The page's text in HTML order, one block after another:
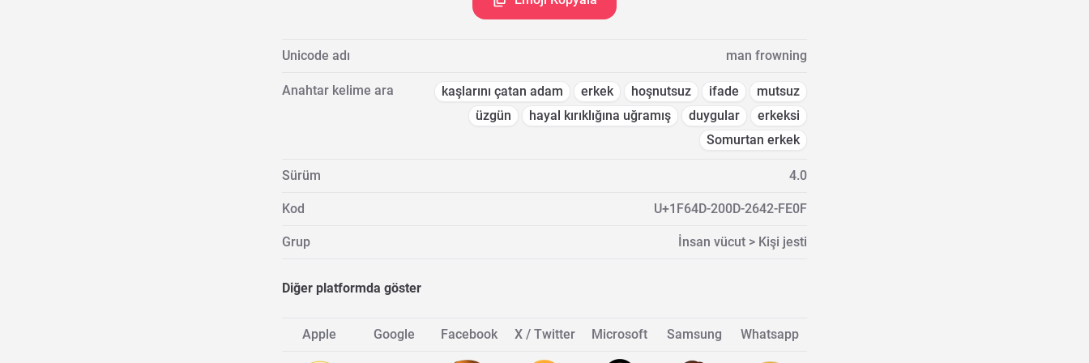
Unicode adı man frowning
Anahtar kelime ara kaşlarını çatan adam erkek hoşnutsuz ifade
mutsuz
üzgün
hayal kırıklığına uğramış duygular
erkeksi
Somurtan erkek
Sürüm 4.0
Kod U+1F64D-200D-2642-FE0F
Grup İnsan vücut > Kişi jesti
Diğer platformda göster
Apple Google Facebook X / Twitter Microsoft Samsung Whatsapp